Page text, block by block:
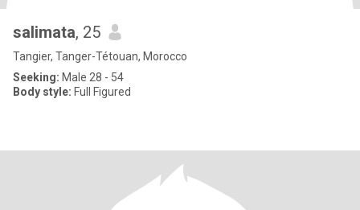
salimata, 25
Tangier, Tanger-Tétouan, Morocco
Seeking: Male 28 - 54
Body style: Full Figured